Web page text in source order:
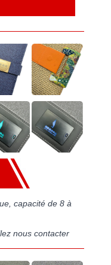
capacité de 8 à
nous contacter